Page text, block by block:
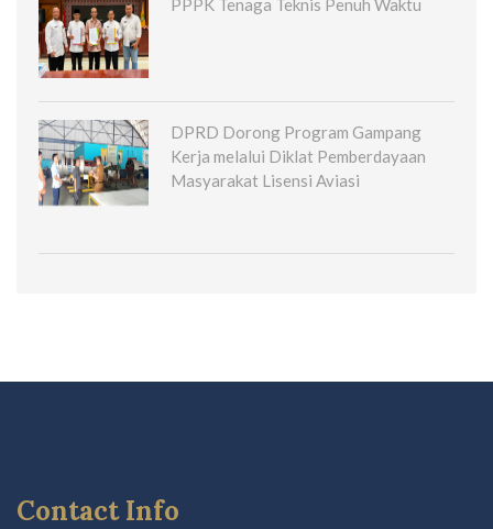
PPPK Tenaga Teknis Penuh Waktu
DPRD Dorong Program Gampang
Kerja melalui Diklat Pemberdayaan
Masyarakat Lisensi Aviasi
Contact Info